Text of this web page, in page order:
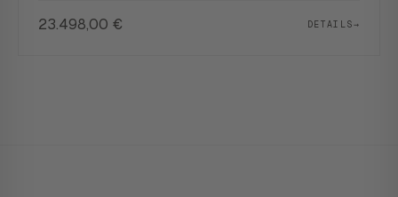
23.498,00 € DETAILS→